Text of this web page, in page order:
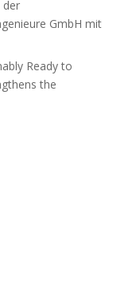
der
GmbH mit
Ready to
the